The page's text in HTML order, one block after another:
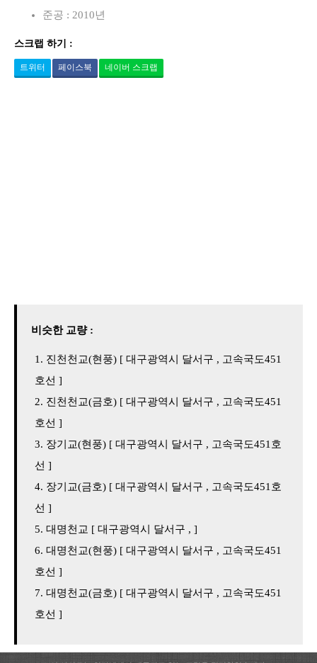
준공 : 2010년
스크랩 하기 :
트위터 페이스북 네이버 스크랩
비슷한 교량 :
진천천교(현풍) [ 대구광역시 달서구 , 고속국도451
호선 ]
진천천교(금호) [ 대구광역시 달서구 , 고속국도451
호선 ]
장기교(현풍) [ 대구광역시 달서구 , 고속국도451호
선 ]
장기교(금호) [ 대구광역시 달서구 , 고속국도451호
선 ]
대명천교 [ 대구광역시 달서구 , ]
대명천교(현풍) [ 대구광역시 달서구 , 고속국도451
호선 ]
대명천교(금호) [ 대구광역시 달서구 , 고속국도451
호선 ]